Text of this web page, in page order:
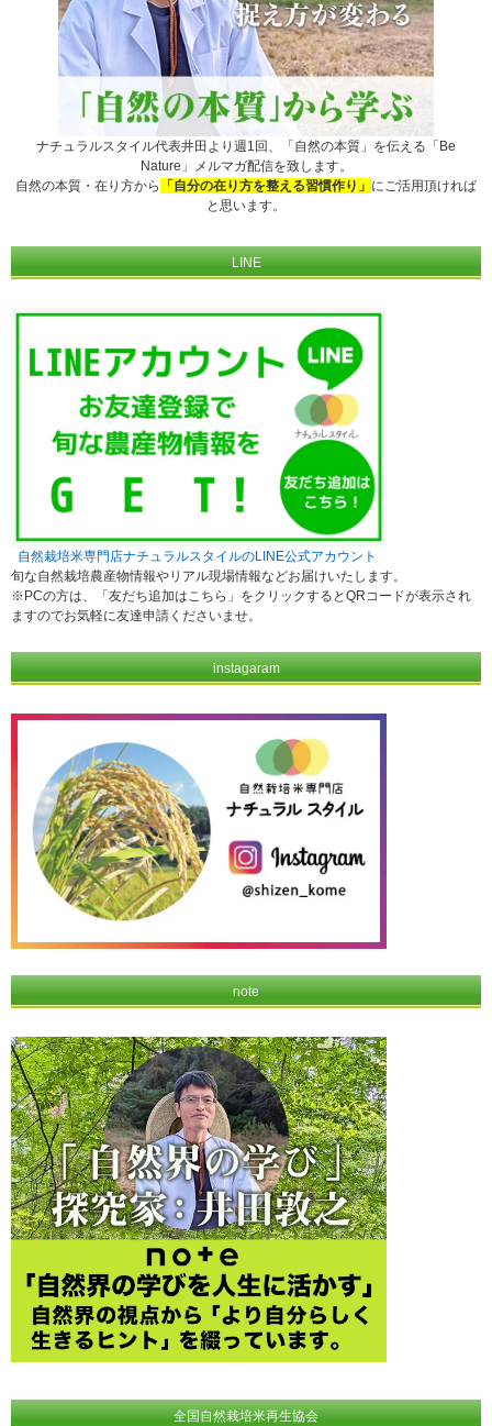
ナチュラルスタイル代表井田より週1回、「自然の本質」を伝える「Be
Nature」メルマガ配信を致します。
自然の本質・在り方から
「自分の在り方を整える習慣作り」 にご活用頂ければ
と思います。
LINE
自然栽培米専門店ナチュラルスタイルのLINE公式アカウント
旬な自然栽培農産物情報やリアル現場情報などお届けいたします。
※PCの方は、「友だち追加はこちら」をクリックするとQRコードが表示され
ますのでお気軽に友達申請くださいませ。
instagaram
note
全国自然栽培米再生協会